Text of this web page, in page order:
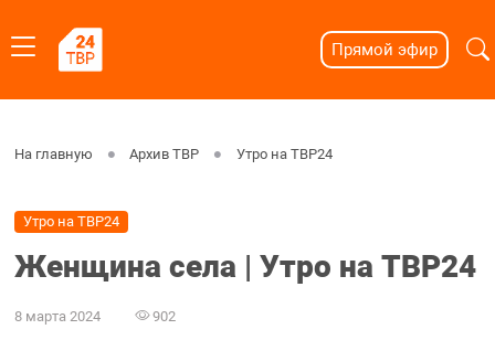
Прямой эфир
На главную Архив ТВР Утро на ТВР24
Утро на ТВР24
Женщина села | Утро на ТВР24
8 марта 2024 902